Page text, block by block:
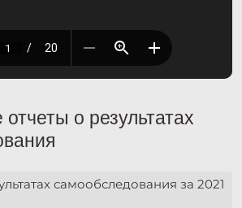
о результатах
самообследования за 2021